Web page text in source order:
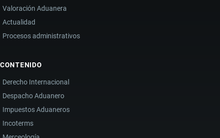
Valoración Aduanera
Actualidad
Procesos administrativos
CONTENIDO
Derecho Internacional
Despacho Aduanero
Impuestos Aduaneros
Incoterms